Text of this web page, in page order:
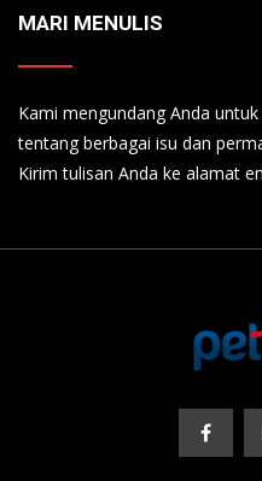
MARI MENULIS
Kami mengundang Anda
tentang berbagai isu dan
Kirim tulisan Anda ke alamat